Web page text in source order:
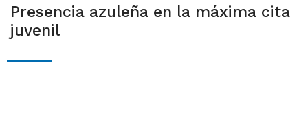
Presencia azuleña en la máxima cita
juvenil